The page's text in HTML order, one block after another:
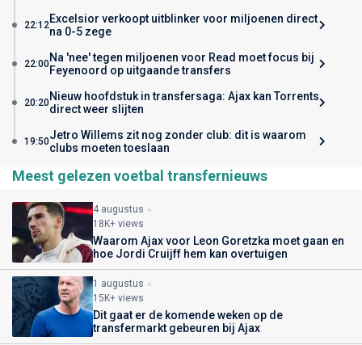
22:12Excelsior verkoopt uitblinker voor miljoenen direct
na 0-5 zege
22:00Na 'nee' tegen miljoenen voor Read moet focus bij
Feyenoord op uitgaande transfers
20:20Nieuw hoofdstuk in transfersaga: Ajax kan Torrents
direct weer slijten
19:50Jetro Willems zit nog zonder club: dit is waarom
clubs moeten toeslaan
Meest gelezen voetbal transfernieuws
4 augustus
18K+ views
Waarom Ajax voor Leon Goretzka moet gaan en
hoe Jordi Cruijff hem kan overtuigen
1 augustus
15K+ views
Dit gaat er de komende weken op de
transfermarkt gebeuren bij Ajax